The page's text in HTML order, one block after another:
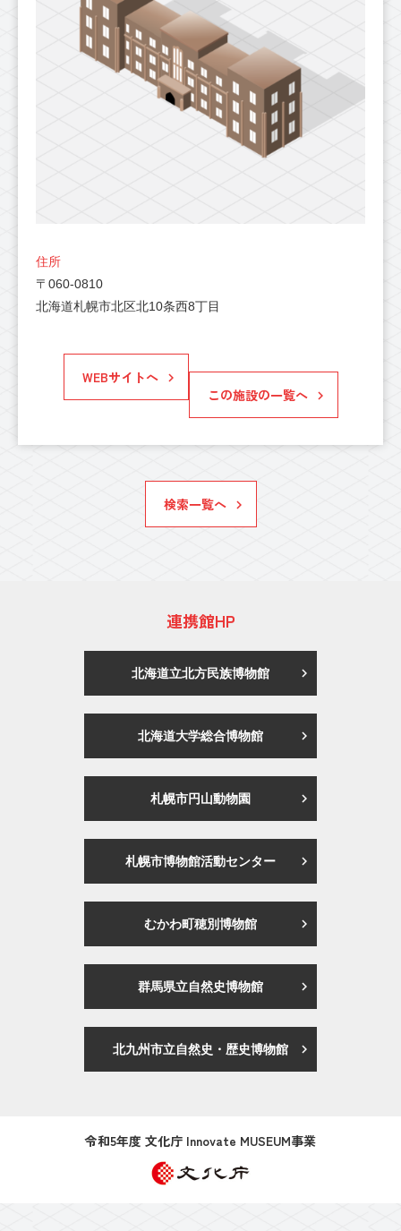
住所
〒060-0810
北海道札幌市北区北10条西8丁目
WEBサイトへ
この施設の一覧へ
検索一覧へ
連携館HP
北海道立北方民族博物館
北海道大学総合博物館
札幌市円山動物園
札幌市博物館活動センター
むかわ町穂別博物館
群馬県立自然史博物館
北九州市立自然史・歴史博物館
令和5年度 文化庁 Innovate MUSEUM事業